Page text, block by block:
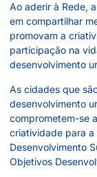
Ao aderir à Rede,
em compartilhar
promovam a
participação na
desenvolvimento
As cidades que
desenvolvimento
comprometem-se
criatividade para
Desenvolvimento
Objetivos